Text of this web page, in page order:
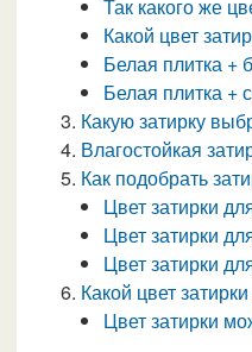
Так какого же
Какой цвет
Белая плитка +
Белая плитка +
Какую затирку
Влагостойкая
Как подобрать
Цвет затирки
Цвет затирки
Цвет затирки
Какой цвет
Цвет затирки